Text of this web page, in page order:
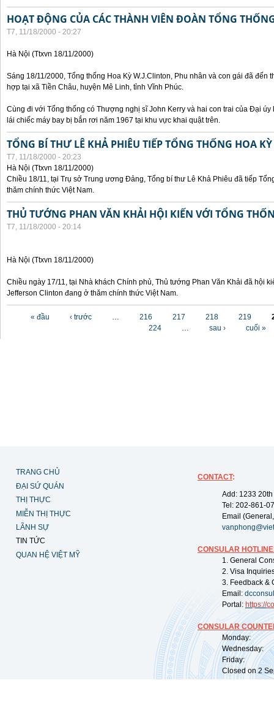
HOẠT ĐỘNG CỦA CÁC THÀNH VIÊN ĐOÀN TỔNG
T7, 11/18/2000 - 20:27
Hà Nội (Ttxvn 18/11/2000)
Sáng 18/11/2000, Tổng thống Hoa Kỳ W.J.Clinton, Phu nhân và con gái đã đến
hợp tại xã Tiền Châu, huyện Mê Linh, tỉnh Vĩnh Phúc.
Cùng đi với Tổng thống có Thượng nghị sĩ John Kerry và hai con trai của Đại
lái chiếc máy bay bị bắn rơi năm 1967 tại khu vực khai quật trên.
TỔNG BÍ THƯ LÊ KHẢ PHIÊU TIẾP TỔNG THỐNG HOA
T7, 11/18/2000 - 20:23
Hà Nội (Ttxvn 18/11/2000)
Chiều 18/11, tại Trụ sở Trung ương Đảng, Tổng bí thư Lê Khả Phiêu đã tiếp
thăm chính thức Việt Nam.
THỦ TƯỚNG PHAN VĂN KHẢI HỘI KIẾN VỚI TỔNG
T7, 11/18/2000 - 20:14
Hà Nội (Ttxvn 18/11/2000)
Chiều ngày 17/11, tại Nhà khách Chính phủ, Thủ tướng Phan Văn Khải đã hội
Jefferson Clinton đang ở thăm chính thức Việt Nam.
« đầu ‹ trước … 216 217 218 219
224
… sau › cuối »
TRANG CHỦ
ĐẠI SỨ QUÁN
THỊ THỰC
MIỄN THỊ THỰC
LÃNH SỰ
TIN TỨC
QUAN HỆ VIỆT MỸ
CONTACT:
Add: 1233
Tel: 202-861-
Email
CONSULAR
1. General
2. Visa
3. Feedback &
Email:
Portal: https://
CONSULAR
Monday:
Wednesday:
Friday:
Closed on 2